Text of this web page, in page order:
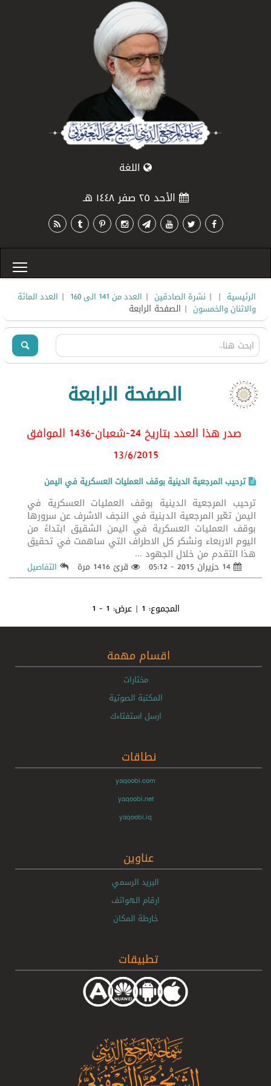
اللغة
الأحد ٢٥ صفر ١٤٤٨ هـ
الرئيسية |
| نشرة الصادقين | العدد من 141 الى 160 | العدد المائة
والاثنان والخمسون | الصفحة الرابعة
الصفحة الرابعة
صدر هذا العدد بتاريخ 24-شعبان-1436 الموافق
13/6/2015
ترحيب المرجعية الدينية بوقف العمليات العسكرية في اليمن
ترحيب المرجعية الدينية بوقف العمليات العسكرية في
اليمن تعّبر المرجعية الدينية في النجف الاشرف عن سرورها
بوقف العمليات العسكرية في اليمن الشقيق ابتداءً من
اليوم الاربعاء ونشكر كل الاطراف التي ساهمت في تحقيق
هذا التقدم من خلال الجهود ...
قرئ 1416 مرة التفاصيل
المجموع: 1 | عرض: 1 - 1
اقسام مهمة
مختارات
المكتبة الصوتية
ارسل استفتاءك
نطاقات
yaqoobi.com
yaqoobi.net
yaqoobi.iq
عناوين
البريد الرسمي
ارقام الهواتف
خارطة المكان
تطبيقات